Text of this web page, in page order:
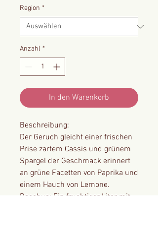
Region *
Anzahl *
In den Warenkorb
Beschreibung:
Der Geruch gleicht einer frischen
Prise zartem Cassis und grünem
Spargel der Geschmack erinnert
an grüne Facetten von Paprika und
einem Hauch von Lemone.
Bacchus: Ein fruchtiger Liter mit